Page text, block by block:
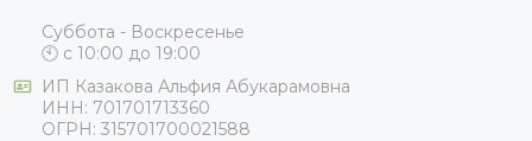
Суббота - Воскресенье
🕙 с 10:00 до 19:00
ИП Казакова Альфия Абукарамовна
ИНН: 701701713360
ОГРН: 315701700021588